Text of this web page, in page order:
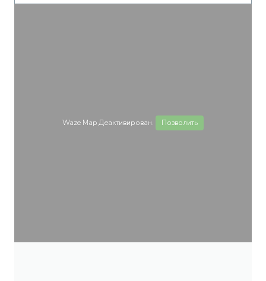
Waze Map Деактивирован. Позволить